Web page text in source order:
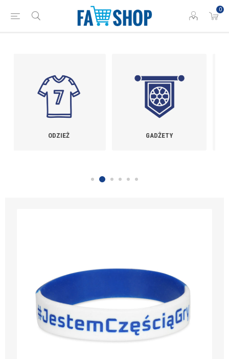
0
GADŻETY TRENAŻERY